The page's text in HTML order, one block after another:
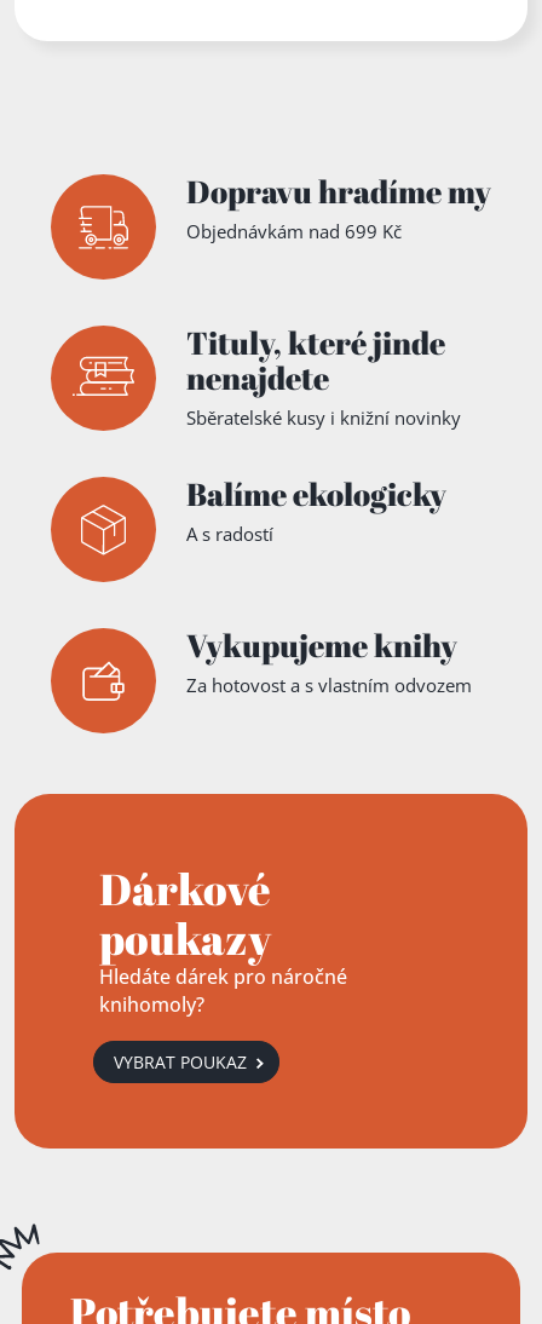
Dopravu hradíme my
Objednávkám nad 699 Kč
Tituly,které jinde
nenajdete
Sběratelské kusy i knižní novinky
Balíme ekologicky
A s radostí
Vykupujeme knihy
Za hotovost a s vlastním odvozem
Dárkové
poukazy
Hledáte dárek pro náročné
knihomoly?
VYBRAT POUKAZ
Potřebujete místo